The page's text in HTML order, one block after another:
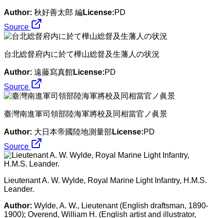
Author: 秋好善太郎 編License:PD
Source
台北総督府内に於て樺山総督及生藩人の状況
Author: 遠藤寫真館License:PD
Source
臺灣南進軍司領部陸海軍將校及同相當官ノ眞景
Author: 大日本帝國陸地測量部 License:PD
Source
Lieutenant A. W. Wylde, Royal Marine Light Infantry, H.M.S.
Leander.
Author: Wylde, A. W., Lieutenant (English draftsman, 1890-
1900); Overend, William H. (English artist and illustrator,